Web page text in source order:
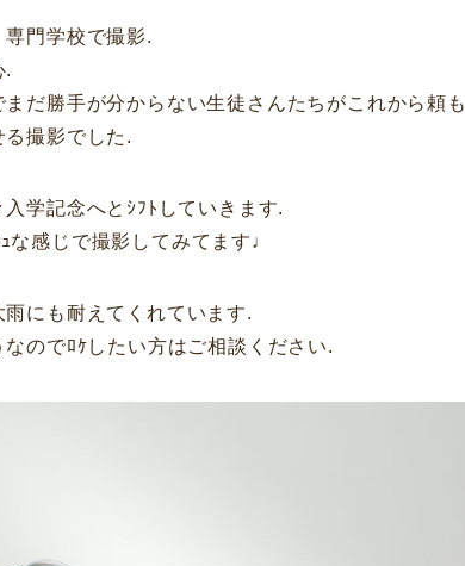
門学校で撮影.
.
だ勝手が分からない生徒さんたちがこれから頼も
撮影でした.
学記念へとｼﾌﾄしていきます.
な感じで撮影してみてます♩
にも耐えてくれています.
のでﾛｹしたい方はご相談ください.